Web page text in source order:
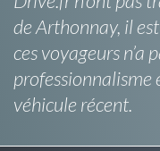
de Arthonnay, il
ces voyageurs n’a
professionnalisme
véhicule récent.